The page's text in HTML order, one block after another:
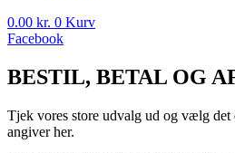
0.00 kr. 0 Kurv
Facebook
BESTIL, BETAL OG
Tjek vores store udvalg ud og vælg
angiver her.